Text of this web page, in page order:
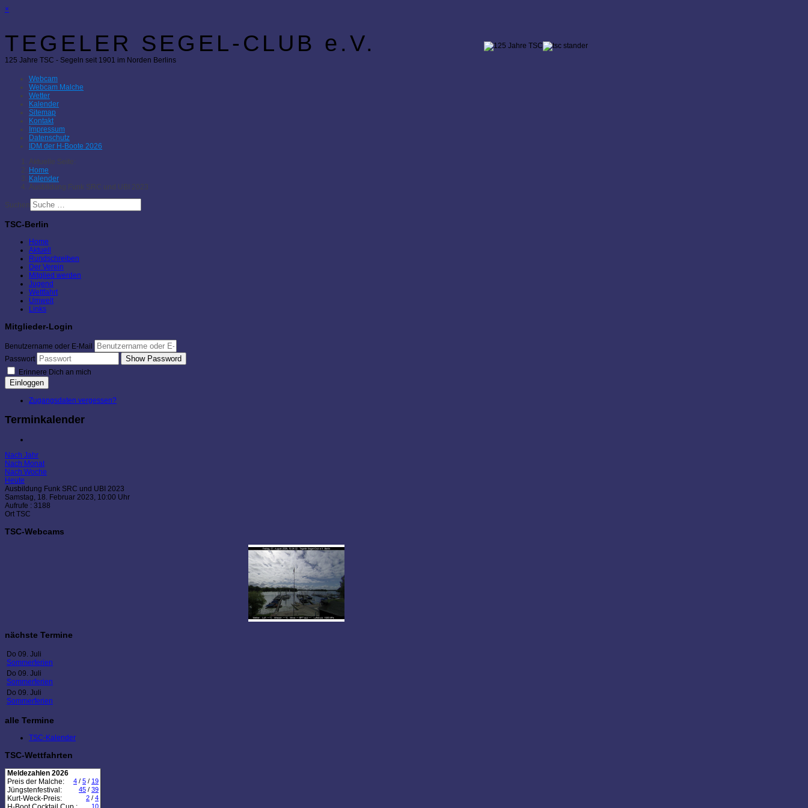
×
TEGELER SEGEL-CLUB e.V.
125 Jahre TSC - Segeln seit 1901 im Norden Berlins
Webcam
Webcam Malche
Wetter
Kalender
Sitemap
Kontakt
Impressum
Datenschutz
IDM der H-Boote 2026
Aktuelle Seite:
Home
Kalender
Ausbildung Funk SRC und UBI 2023
Suchen
TSC-Berlin
Home
Aktuell
Rundschreiben
Der Verein
Mitglied werden
Jugend
Wettfahrt
Umwelt
Links
Mitglieder-Login
Benutzername oder E-Mail
Passwort
Show Password
Erinnere Dich an mich
Einloggen
Zugangsdaten vergessen?
Terminkalender
Nach Jahr
Nach Monat
Nach Woche
Heute
Ausbildung Funk SRC und UBI 2023
Samstag, 18. Februar 2023, 10:00 Uhr
Aufrufe : 3188
Ort TSC
TSC-Webcams
nächste Termine
Do 09. Juli
Sommerferien
Do 09. Juli
Sommerferien
Do 09. Juli
Sommerferien
alle Termine
TSC-Kalender
TSC-Wettfahrten
Meldezahlen 2026
Preis der Malche:
4 / 5 / 19
Jüngstenfestival: 45 / 39
Kurt-Weck-Preis: 2 / 4
10